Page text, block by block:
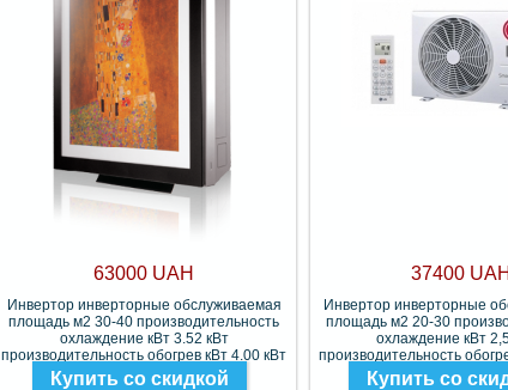
63000 UAH
Инвертор инверторные обслуживаемая
площадь м2 30-40 производительность
охлаждение кВт 3.52 кВт
производительность обогрев кВт 4.00 кВт
Фреон R-32
Купить со скидкой
37400 UAH
Инвертор инверторные
площадь м2 20-30
охлаждение кВт
производительность
Фреон R-32
Купить со